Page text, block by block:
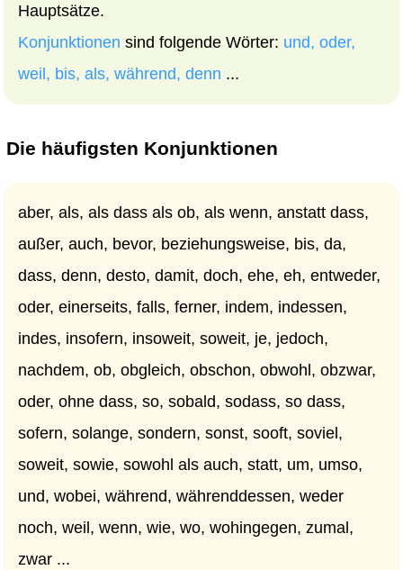
Hauptsätze.
Konjunktionen sind folgende Wörter: und, oder,
weil, bis, als, während, denn ...
Die häufigsten Konjunktionen
aber, als, als dass als ob, als wenn, anstatt dass,
außer, auch, bevor, beziehungsweise, bis, da,
dass, denn, desto, damit, doch, ehe, eh, entweder,
oder, einerseits, falls, ferner, indem, indessen,
indes, insofern, insoweit, soweit, je, jedoch,
nachdem, ob, obgleich, obschon, obwohl, obzwar,
oder, ohne dass, so, sobald, sodass, so dass,
sofern, solange, sondern, sonst, sooft, soviel,
soweit, sowie, sowohl als auch, statt, um, umso,
und, wobei, während, währenddessen, weder
noch, weil, wenn, wie, wo, wohingegen, zumal,
zwar ...